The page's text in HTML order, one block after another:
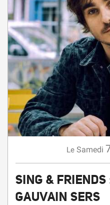
Le Samedi
SING & FRIENDS
GAUVAIN SERS